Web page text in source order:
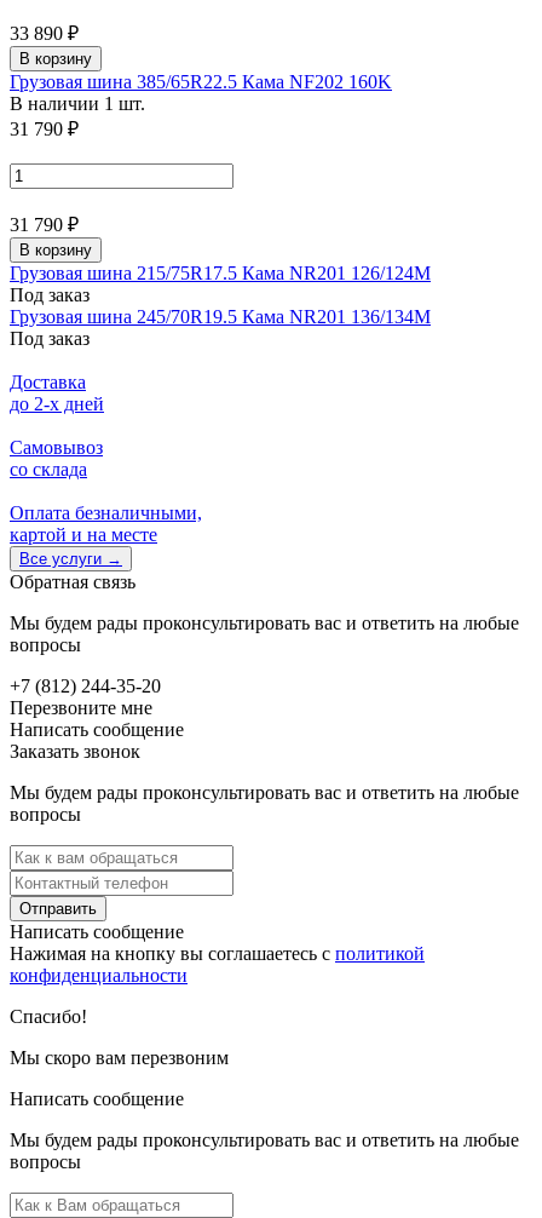
33 890 ₽
В корзину
Грузовая шина 385/65R22.5 Кама NF202 160K
В наличии 1 шт.
31 790 ₽
31 790 ₽
В корзину
Грузовая шина 215/75R17.5 Кама NR201 126/124M
Под заказ
Грузовая шина 245/70R19.5 Кама NR201 136/134M
Под заказ
Доставка
до 2-x дней
Самовывоз
со склада
Оплата безналичными,
картой и на месте
Все услуги →
Обратная связь
Мы будем рады проконсультировать вас и ответить на любые
вопросы
+7 (812) 244-35-20
Перезвоните мне
Написать сообщение
Заказать звонок
Мы будем рады проконсультировать вас и ответить на любые
вопросы
Отправить
Написать сообщение
Нажимая на кнопку вы соглашаетесь с политикой
конфиденциальности
Спасибо!
Мы скоро вам перезвоним
Написать сообщение
Мы будем рады проконсультировать вас и ответить на любые
вопросы